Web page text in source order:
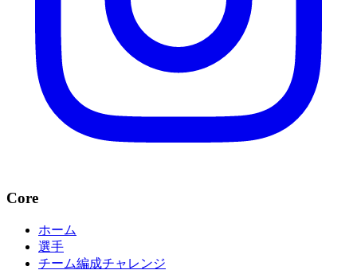
Core
ホーム
選手
チーム編成チャレンジ